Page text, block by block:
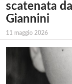
scatenata
Giannini
11 maggio 2026